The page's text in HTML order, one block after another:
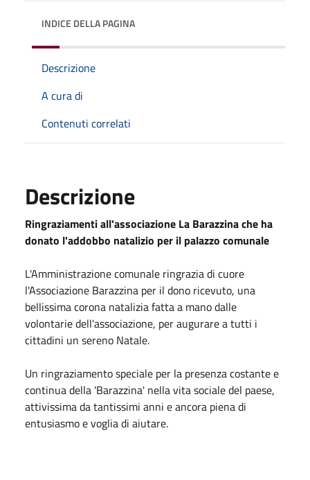
INDICE DELLA PAGINA
Descrizione
A cura di
Contenuti correlati
Descrizione
Ringraziamenti all'associazione La Barazzina che ha
donato l'addobbo natalizio per il palazzo comunale
L'Amministrazione comunale ringrazia di cuore
l'Associazione Barazzina per il dono ricevuto, una
bellissima corona natalizia fatta a mano dalle
volontarie dell'associazione, per augurare a tutti i
cittadini un sereno Natale.
Un ringraziamento speciale per la presenza costante e
continua della 'Barazzina' nella vita sociale del paese,
attivissima da tantissimi anni e ancora piena di
entusiasmo e voglia di aiutare.